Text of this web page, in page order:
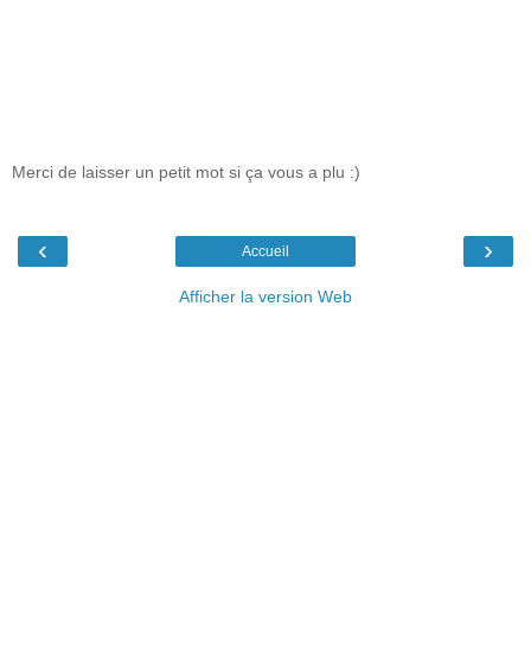
Merci de laisser un petit mot si ça vous a plu :)
‹ ›
Accueil
Afficher la version Web